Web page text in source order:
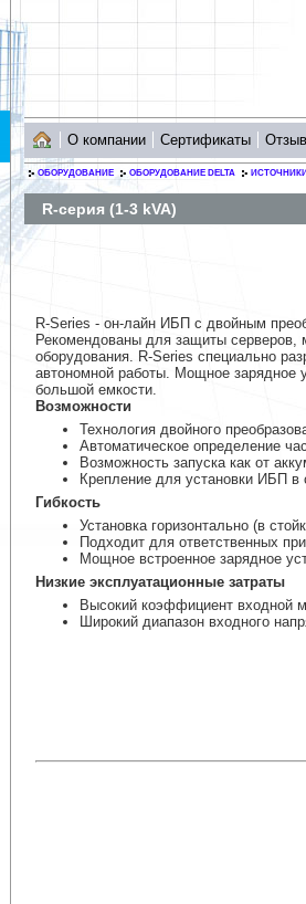
О компании Сертификаты
ОБОРУДОВАНИЕ ОБОРУДОВАНИЕ DELTA
R-серия (1-3 kVA)
R-Series - он-лайн ИБП с двойным
Рекомендованы для защиты серверов,
оборудования. R-Series специально
автономной работы. Мощное зарядное
большой емкости.
Возможности
Технология двойного
Автоматическое определение
Возможность запуска как от
Крепление для установки ИБП в
Гибкость
Установка горизонтально (в
Подходит для ответственных
Мощное встроенное зарядное
Низкие эксплуатационные затраты
Высокий коэффициент входной
Широкий диапазон входного